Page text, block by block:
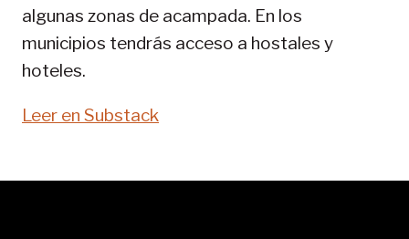
algunas zonas de acampada. En los
municipios tendrás acceso a hostales y
hoteles.
Leer en Substack